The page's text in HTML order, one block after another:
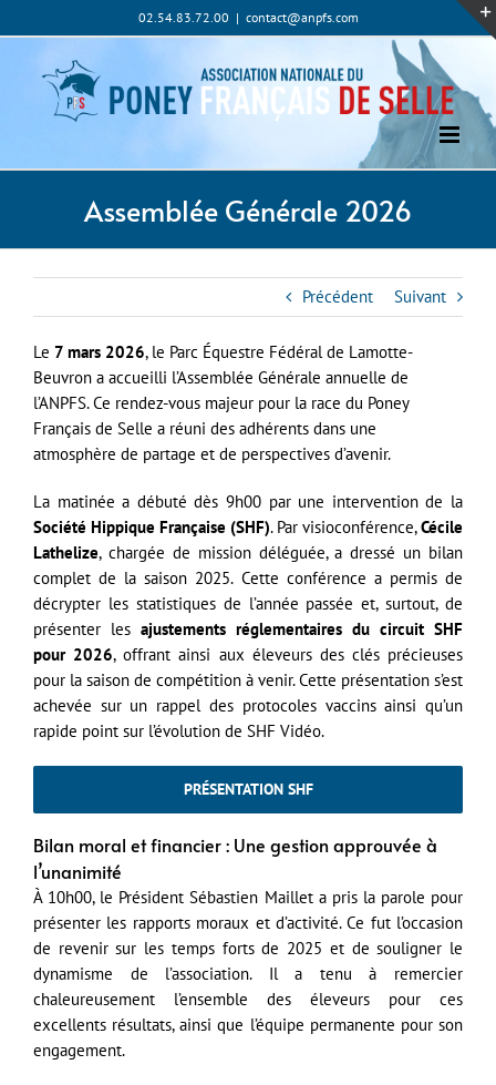
au
02.54.83.72.00 | contact@anpfs.com
Assemblée Générale 2026
Précédent Suivant
Le 7 mars 2026, le Parc Équestre Fédéral de Lamotte-
Beuvron a accueilli l’Assemblée Générale annuelle de
l’ANPFS. Ce rendez-vous majeur pour la race du Poney
Français de Selle a réuni des adhérents dans une
atmosphère de partage et de perspectives d’avenir.
La matinée a débuté dès 9h00 par une intervention de la
Société Hippique Française (SHF). Par visioconférence,Cécile
Lathelize, chargée de mission déléguée, a dressé un bilan
complet de la saison 2025. Cette conférence a permis de
décrypter les statistiques de l’année passée et, surtout, de
présenter les ajustements réglementaires du circuit SHF
pour 2026, offrant ainsi aux éleveurs des clés précieuses
pour la saison de compétition à venir. Cette présentation s’est
achevée sur un rappel des protocoles vaccins ainsi qu’un
rapide point sur l’évolution de SHF Vidéo.
PRÉSENTATION SHF
Bilan moral et financier : Une gestion approuvée à
l’unanimité
À 10h00, le Président Sébastien Maillet a pris la parole pour
présenter les rapports moraux et d’activité. Ce fut l’occasion
de revenir sur les temps forts de 2025 et de souligner le
dynamisme de l’association. Il a tenu à remercier
chaleureusement l’ensemble des éleveurs pour ces
excellents résultats, ainsi que l’équipe permanente pour son
engagement.